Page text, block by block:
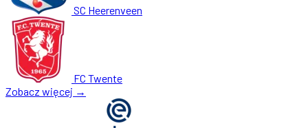
SC Heerenveen
FC Twente
Zobacz więcej →